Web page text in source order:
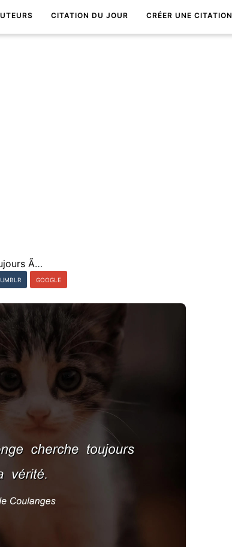
CITATION DU JOUR CRÉER UNE CITATION
Le mensonge cherche toujours Ã imiter la vÃ©ritÃ©.
GOOGLE